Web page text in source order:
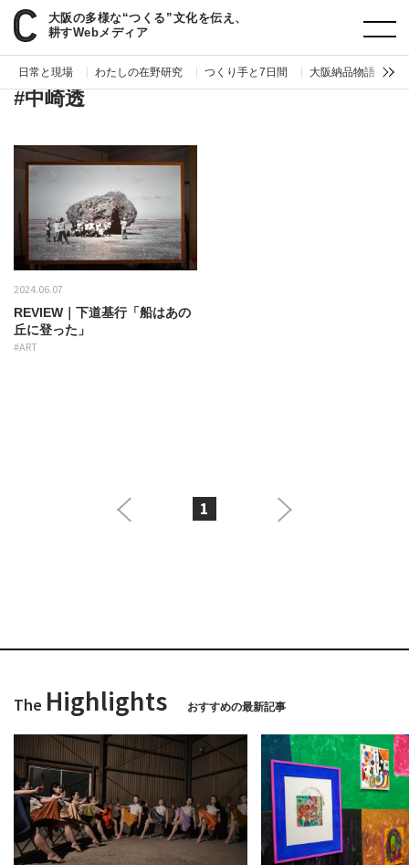
大阪の多様な“つくる”文化を伝え、
耕すWebメディア
日常と現場 わたしの在野研究 つくり手と7日間 大阪納品物語
paperC タグ 中崎透
#中崎透
2024.06.07
REVIEW｜下道基行「船はあの
丘に登った」
#ART
1
The Highlights おすすめの最新記事